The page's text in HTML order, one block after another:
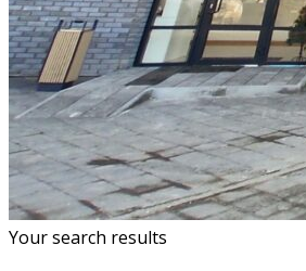
Your search results